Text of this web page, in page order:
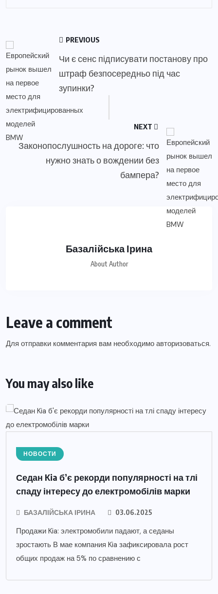
PREVIOUS
Чи є сенс підписувати постанову про
штраф безпосередньо під час
зупинки?
NEXT
Законопослушность на дороге: что
нужно знать о вождении без
бампера?
Базалійська Ірина
About Author
Leave a comment
Для отправки комментария вам необходимо авторизоваться.
You may also like
НОВОСТИ
Седан Kia б’є рекорди популярності на тлі
спаду інтересу до електромобілів марки
БАЗАЛІЙСЬКА ІРИНА 03.06.2025
Продажи Kia: электромобили падают, а седаны
зростають В мае компания Kia зафиксировала рост
общих продаж на 5% по сравнению с